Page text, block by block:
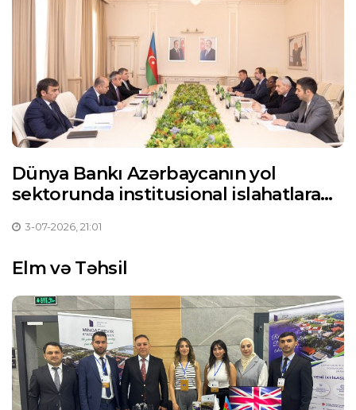
Dünya Bankı Azərbaycanın yol
sektorunda institusional islahatlara
3-07-2026, 21:01
Elm və Təhsil